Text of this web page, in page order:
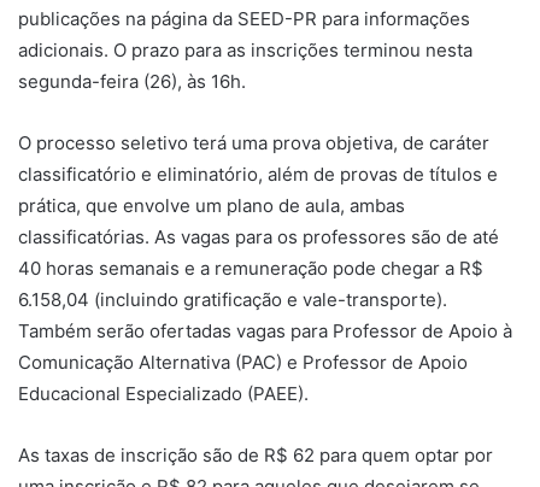
publicações na página da SEED-PR para informações
adicionais. O prazo para as inscrições terminou nesta
segunda-feira (26), às 16h.
O processo seletivo terá uma prova objetiva, de caráter
classificatório e eliminatório, além de provas de títulos e
prática, que envolve um plano de aula, ambas
classificatórias. As vagas para os professores são de até
40 horas semanais e a remuneração pode chegar a R$
6.158,04 (incluindo gratificação e vale-transporte).
Também serão ofertadas vagas para Professor de Apoio à
Comunicação Alternativa (PAC) e Professor de Apoio
Educacional Especializado (PAEE).
As taxas de inscrição são de R$ 62 para quem optar por